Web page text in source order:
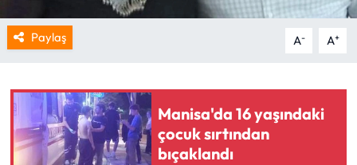
Paylaş A- A+
Manisa'da 16 yaşındaki
çocuk sırtından
bıçaklandı